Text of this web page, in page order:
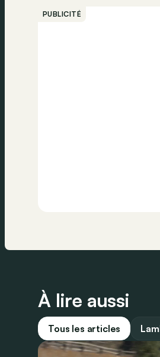
PUBLICITÉ
À lire aussi
Tous les articles